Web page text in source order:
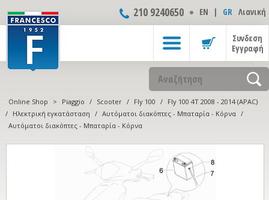
210 9240650 ΕΝ | GR Λιανική
Συνδεση
Εγγραφή
Online Shop > Piaggio / Scooter / Fly 100 / Fly 100 4T 2008 - 2014 (APAC)
/ Ηλεκτρική εγκατάσταση / Αυτόματοι διακόπτες - Μπαταρία - Κόρνα /
Αυτόματοι διακόπτες - Μπαταρία - Κόρνα